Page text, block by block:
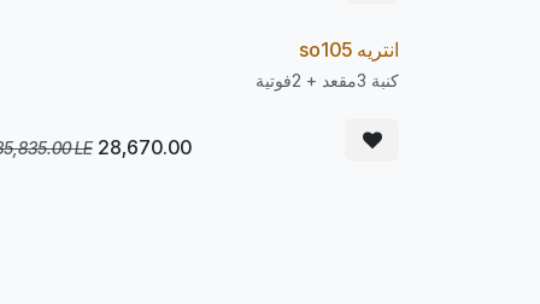
20
% انتريه so105
كنبة 3مقعد + 2فوتية
28,670.00
LE
LE